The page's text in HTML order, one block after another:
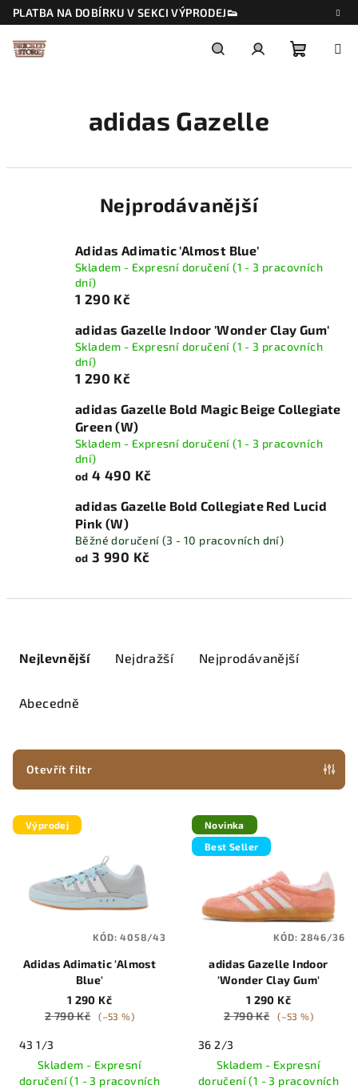
Přejít
na
obsah
PLATBA NA DOBÍRKU V SEKCI VÝPRODEJ👟
adidas Gazelle
Nejprodávanější
Adidas Adimatic 'Almost Blue'
Skladem - Expresní doručení (1 - 3 pracovních
dní)
1 290 Kč
adidas Gazelle Indoor 'Wonder Clay Gum'
Skladem - Expresní doručení (1 - 3 pracovních
dní)
1 290 Kč
adidas Gazelle Bold Magic Beige Collegiate
Green (W)
Skladem - Expresní doručení (1 - 3 pracovních
dní)
od 4 490 Kč
adidas Gazelle Bold Collegiate Red Lucid
Pink (W)
Běžné doručení (3 - 10 pracovních dní)
od 3 990 Kč
r
o
d
Nejlevnější Nejdražší Nejprodávanější
Abecedně
Otevřít filtr
V
ý
Výprodej
Adidas Adimatic 'Almost
Blue'
1 290 Kč
2 790 Kč
(–53 %)
43 1/3
Skladem - Expresní
doručení (1 - 3 pracovních
KÓD:4058/43
Novinka
Best Seller
adidas Gazelle Indoor
'Wonder Clay Gum'
1 290 Kč
2 790 Kč
(–53 %)
36 2/3
Skladem - Expresní
doručení (1 - 3 pracovních
KÓD:2846/36